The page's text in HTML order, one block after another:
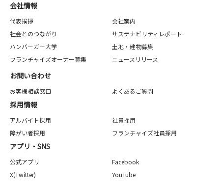
会社情報
代表挨拶
会社案内
社会とのつながり
サステナビリティレポート
ハンバーガー大学
土地・建物募集
フランチャイズオーナー募集
ニュースリリース
お問い合わせ
お客様相談窓口 よくあるご質問
採用情報
アルバイト採用
社員採用
障がい者採用
フランチャイズ社員採用
アプリ・SNS
公式アプリ
Facebook
X(Twitter)
YouTube